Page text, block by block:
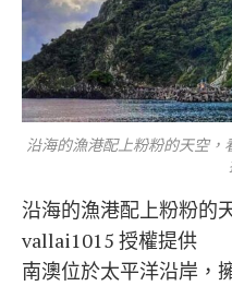
沿海的漁港配上粉粉的天空，
沿海的漁港配上粉粉的
vallai1015 授權提供
南澳位於太平洋沿岸，